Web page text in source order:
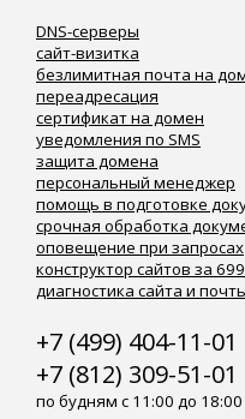
DNS-серверы
сайт-визитка
безлимитная почта на
переадресация
сертификат на домен
уведомления по SMS
защита домена
персональный менеджер
помощь в подготовке
срочная обработка
оповещение при запросах
конструктор сайтов за
диагностика сайта и
+7 (499) 404-11-01
+7 (812) 309-51-01
по будням с 11:00 до 18:00